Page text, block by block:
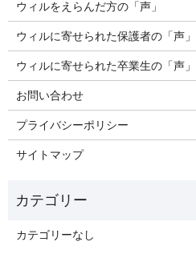
ウィルをえらんだ方の「声」
ウィルに寄せられた保護者の「声」
ウィルに寄せられた卒業生の「声」
お問い合わせ
プライバシーポリシー
サイトマップ
カテゴリーなし